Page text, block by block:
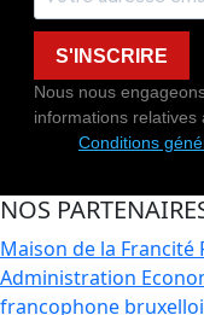
S'INSCRIRE
Nous nous
informations relatives
Conditions
NOS
Maison de la Francité
Administration
francophone